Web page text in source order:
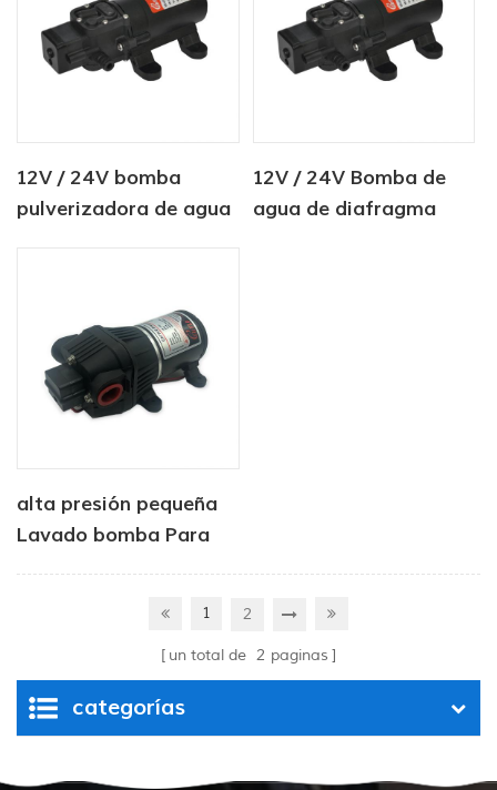
12V / 24V bomba
pulverizadora de agua
12V / 24V Bomba de
agua de diafragma
alta presión pequeña
Lavado bomba Para
1 2
un total de 2 paginas
categorías